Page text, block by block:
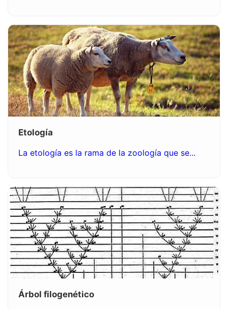
Etología
La etología es la rama de la zoología que se...
Árbol filogenético